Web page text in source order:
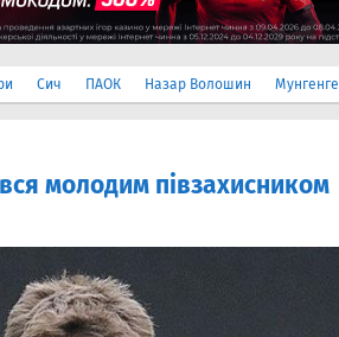
Сич ПАОК Назар Волошин Мунгенге
молодим півзахисником